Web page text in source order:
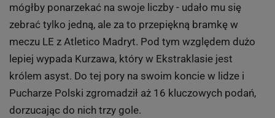
mógłby ponarzekać na swoje liczby - udało mu się
zebrać tylko jedną, ale za to przepiękną bramkę w
meczu LE z Atletico Madryt. Pod tym względem dużo
lepiej wypada Kurzawa, który w Ekstraklasie jest
królem asyst. Do tej pory na swoim koncie w lidze i
Pucharze Polski zgromadził aż 16 kluczowych podań,
dorzucając do nich trzy gole.